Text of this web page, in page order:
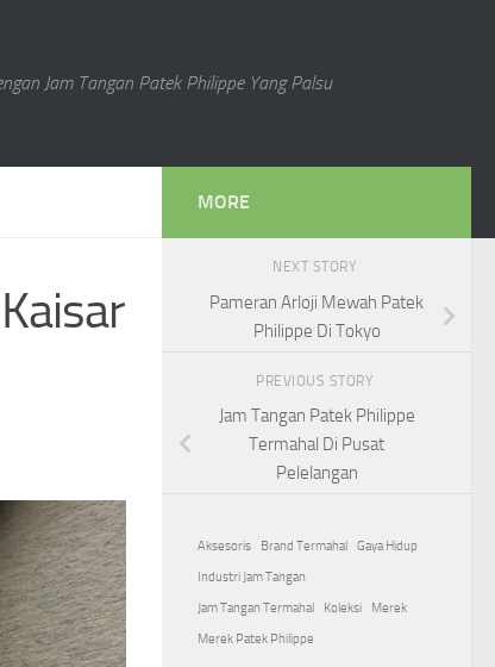
Jam Tangan Patek Philippe Yang Palsu
MORE
NEXT STORY
Pameran Arloji Mewah Patek
Philippe Di Tokyo
PREVIOUS STORY
Jam Tangan Patek Philippe
Termahal Di Pusat
Pelelangan
Aksesoris Brand Termahal
Gaya Hidup
Industri Jam Tangan
Jam Tangan Termahal
Koleksi
Merek
Merek Patek Philippe